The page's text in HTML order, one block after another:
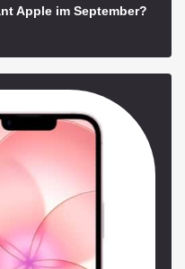
Apple im September?